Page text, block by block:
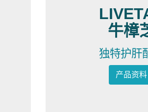
牛樟
独特护肝
产品资料